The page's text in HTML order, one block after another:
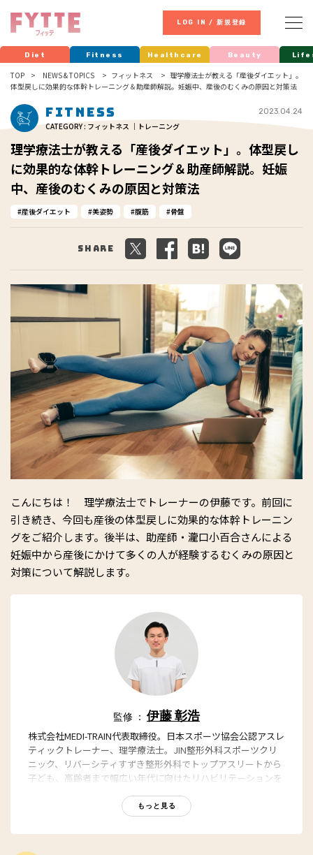
LOG IN / 新規登録
Diet Fitness Healthcare Beauty
TOP NEWS & TOPICS フィットネス
理学療法士が教える「産後ダイエット」。
体型戻しに効果的な体幹トレーニング＆助産師解説。妊娠中、産後のむくみの原因と対策法
Fitness
CATEGORY : フィットネス ｜トレーニング
2023.04.24
理学療法士が教える「産後ダイエット」。体型戻し
に効果的な体幹トレーニング＆助産師解説。妊娠
中、産後のむくみの原因と対策法
産後ダイエット 美姿勢 腹筋 骨盤
Share
こんにちは！ 理学療法士でトレーナーの伊藤です。前回に
引き続き、今回も産後の体型戻しに効果的な体幹トレーニン
グをご紹介します。後半は、助産師・瀧口小百合さんによる
妊娠中から産後にかけて多くの人が経験するむくみの原因と
対策について解説します。
監修 ： 伊藤 彰浩
株式会社MEDI-TRAIN代表取締役。日本スポーツ協会公認アスレ
ティックトレーナー、理学療法士。JIN整形外科スポーツクリ
ニック、リバーシティすずき整形外科でトップアスリートから
子ども、高齢者まで幅広い年代に向けたリハビリテーションを
てダイエット指導やボディメイクなどの経験を持つ。現在は、
神奈川、東京都内を中心に、オリンピック強化指定選手のパー
ソナルトレーニングや、産前産後ケアの分野など幅広く活躍
もっと見る